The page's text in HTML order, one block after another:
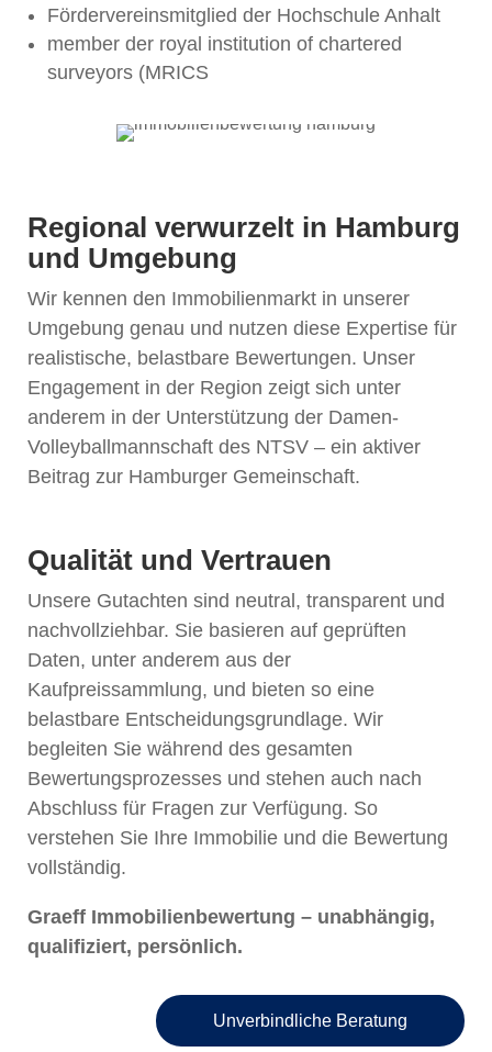
Fördervereinsmitglied der Hochschule Anhalt
member der royal institution of chartered
surveyors (MRICS
Regional verwurzelt in Hamburg
und Umgebung
Wir kennen den Immobilienmarkt in unserer
Umgebung genau und nutzen diese Expertise für
realistische, belastbare Bewertungen. Unser
Engagement in der Region zeigt sich unter
anderem in der Unterstützung der Damen-
Volleyballmannschaft des NTSV – ein aktiver
Beitrag zur Hamburger Gemeinschaft.
Qualität und Vertrauen
Unsere Gutachten sind neutral, transparent und
nachvollziehbar. Sie basieren auf geprüften
Daten, unter anderem aus der
Kaufpreissammlung, und bieten so eine
belastbare Entscheidungsgrundlage. Wir
begleiten Sie während des gesamten
Bewertungsprozesses und stehen auch nach
Abschluss für Fragen zur Verfügung. So
verstehen Sie Ihre Immobilie und die Bewertung
vollständig.
Graeff Immobilienbewertung – unabhängig,
qualifiziert, persönlich.
Unverbindliche Beratung